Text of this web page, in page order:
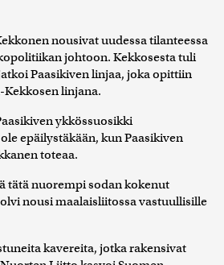
nousivat uudessa tilanteessa
johtoon. Kekkosesta tuli
Paasikiven linjaa, joka opittiin
linjana.
ykkössuosikki
epäilystäkään, kun Paasikiven
toteaa.
tätä nuorempi sodan kokenut
nousi maalaisliitossa vastuullisille
kavereita, jotka rakensivat